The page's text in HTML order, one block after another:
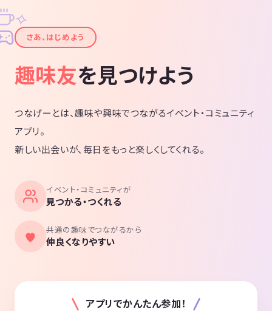
✦
✧
さあ、はじめよう
趣味友を見つけよう
つなげーとは、趣味や興味でつながるイベント・コミュニティ
アプリ。
新しい出会いが、毎日をもっと楽しくしてくれる。
イベント・コミュニティが
見つかる・つくれる
共通の趣味でつながるから
仲良くなりやすい
アプリでかんたん参加！